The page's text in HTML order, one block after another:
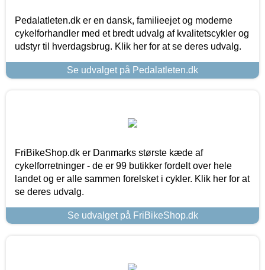
Pedalatleten.dk er en dansk, familieejet og moderne
cykelforhandler med et bredt udvalg af kvalitetscykler og
udstyr til hverdagsbrug. Klik her for at se deres udvalg.
Se udvalget på Pedalatleten.dk
FriBikeShop.dk er Danmarks største kæde af
cykelforretninger - de er 99 butikker fordelt over hele
landet og er alle sammen forelsket i cykler. Klik her for at
se deres udvalg.
Se udvalget på FriBikeShop.dk